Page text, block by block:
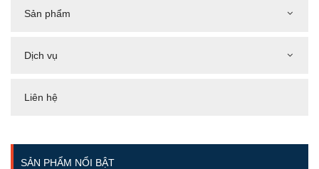
Sản phẩm
Dịch vụ
Liên hệ
SẢN PHẨM NỔI BẬT